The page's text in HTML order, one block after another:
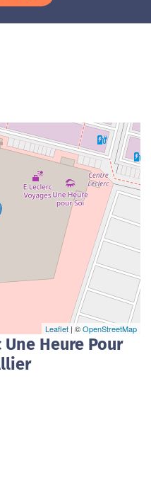
Leaflet | ©OpenStreetMap
Heure Pour